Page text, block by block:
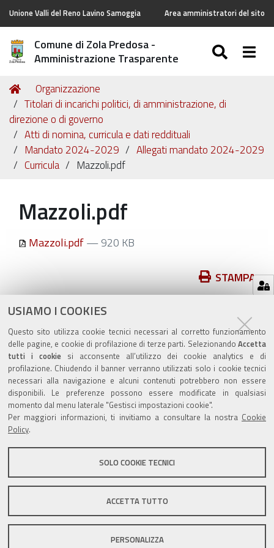
USIAMO I COOKIES
Questo sito utilizza cookie tecnici necessari al corretto funzionamento
delle pagine, e cookie di profilazione di terze parti. Selezionando Accetta
tutti i cookiesi acconsente all’utilizzo dei cookie analytics e di
profilazione. Chiudendo il banner verranno utilizzati solo i cookie tecnici
necessari alla navigazione e alcuni contenuti potrebbero non essere
disponibili. Le preferenze possono essere modificate in qualsiasi
momento dal menu laterale "Gestisci impostazioni cookie".
Per maggiori informazioni, ti invitiamo a consultare la nostra Cookie
Policy.
SOLO COOKIE TECNICI
ACCETTA TUTTO
PERSONALIZZA
Unione Valli del Reno Lavino Samoggia Area amministratori del sito
Comune di Zola Predosa -
Amministrazione Trasparente
Tu
sei
qui:
Home
Organizzazione
Titolari di incarichi politici, di amministrazione, di
direzione o di governo
Atti di nomina, curricula e dati reddituali
Mandato 2024-2029
Allegati mandato 2024-2029
Curricula
Mazzoli.pdf
Mazzoli.pdf
Mazzoli.pdf— 920 KB
sul
documento
STAMPA
ultima modifica
Valuta questo sito
Sito istituzionale Comune di Zola Predosa
Privacy policy|DPO|Accessibilità